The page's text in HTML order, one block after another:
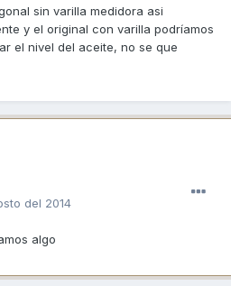
sin varilla medidora asi
y el original con varilla podríamos
el nivel del aceite, no se que
del 2014
algo